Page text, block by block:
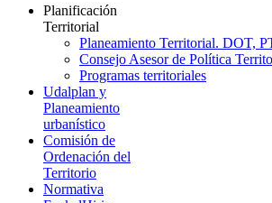
Planificación
Territorial
Planeamiento Territorial. DOT,
Consejo Asesor de Política
Programas territoriales
Udalplan y
Planeamiento
urbanístico
Comisión de
Ordenación del
Territorio
Normativa